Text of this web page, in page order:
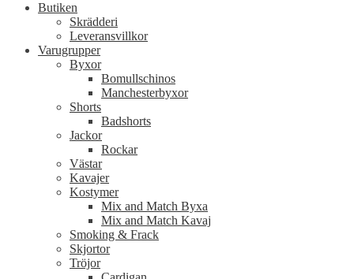
Butiken
Skrädderi
Leveransvillkor
Varugrupper
Byxor
Bomullschinos
Manchesterbyxor
Shorts
Badshorts
Jackor
Rockar
Västar
Kavajer
Kostymer
Mix and Match Byxa
Mix and Match Kavaj
Smoking & Frack
Skjortor
Tröjor